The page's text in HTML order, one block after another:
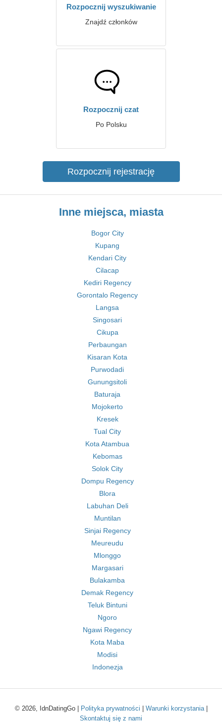
Rozpocznij wyszukiwanie
Znajdź członków
Rozpocznij czat
Po Polsku
Rozpocznij rejestrację
Inne miejsca, miasta
Bogor City
Kupang
Kendari City
Cilacap
Kediri Regency
Gorontalo Regency
Langsa
Singosari
Cikupa
Perbaungan
Kisaran Kota
Purwodadi
Gunungsitoli
Baturaja
Mojokerto
Kresek
Tual City
Kota Atambua
Kebomas
Solok City
Dompu Regency
Blora
Labuhan Deli
Muntilan
Sinjai Regency
Meureudu
Mlonggo
Margasari
Bulakamba
Demak Regency
Teluk Bintuni
Ngoro
Ngawi Regency
Kota Maba
Modisi
Indonezja
© 2026, IdnDatingGo | Polityka prywatności Warunki korzystania|
Skontaktuj się z nami